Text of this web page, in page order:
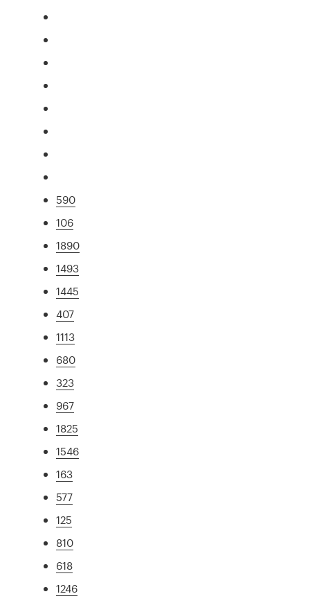
590
106
1890
1493
1445
407
1113
680
323
967
1825
1546
163
577
125
810
618
1246